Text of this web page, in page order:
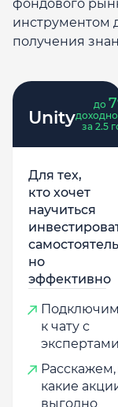
фондового
инструментом
получения
Unity
до
за 2.5
Для тех,
кто хочет
научиться
но
эффективно
Подключим
к чату с
экспертами
Расскажем,
какие
выгодно